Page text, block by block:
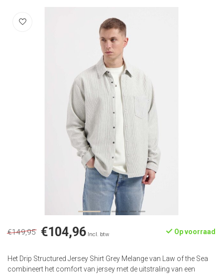
€149,95 €104,96 Incl. btw Op voorraad
Het Drip Structured Jersey Shirt Grey Melange van Law of the Sea
combineert het comfort van jersey met de uitstraling van een